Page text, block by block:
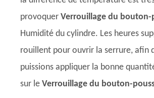
provoquer Verrouillage du bouton-
Humidité du cylindre. Les heures
rouillent pour ouvrir la serrure, afin
puissions appliquer la bonne
sur le Verrouillage du bouton-